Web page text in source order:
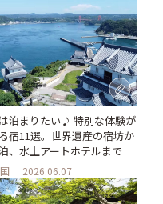
泊まりたい♪ 特別な体験が
宿11選。世界遺産の宿坊か
、水上アートホテルまで
2026.06.07